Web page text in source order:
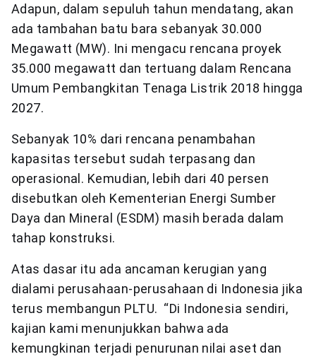
Adapun, dalam sepuluh tahun mendatang, akan
ada tambahan batu bara sebanyak 30.000
Megawatt (MW). Ini mengacu rencana proyek
35.000 megawatt dan tertuang dalam Rencana
Umum Pembangkitan Tenaga Listrik 2018 hingga
2027.
Sebanyak 10% dari rencana penambahan
kapasitas tersebut sudah terpasang dan
operasional. Kemudian, lebih dari 40 persen
disebutkan oleh Kementerian Energi Sumber
Daya dan Mineral (ESDM) masih berada dalam
tahap konstruksi.
Atas dasar itu ada ancaman kerugian yang
dialami perusahaan-perusahaan di Indonesia jika
terus membangun PLTU. “Di Indonesia sendiri,
kajian kami menunjukkan bahwa ada
kemungkinan terjadi penurunan nilai aset dan